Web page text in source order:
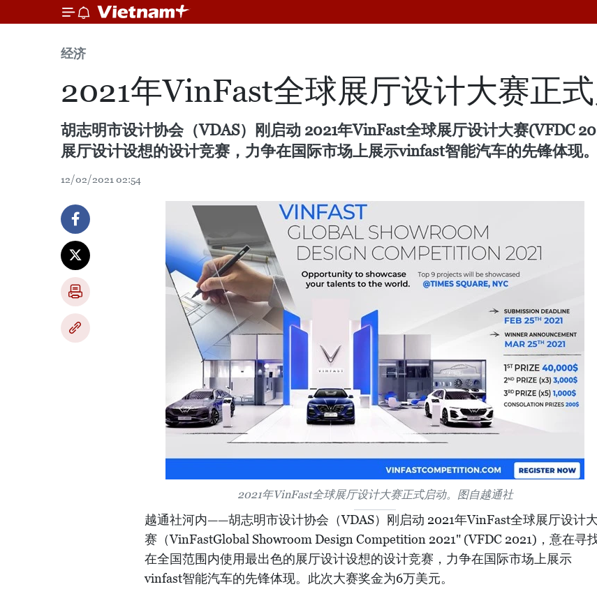
经济
2021年VinFast全球展厅设计大赛正
胡志明市设计协会（VDAS）刚启动 2021年VinFast全球展厅设计大赛(VFDC
展厅设计设想的设计竞赛，力争在国际市场上展示vinfast智能汽车的先锋体现。
12/02/2021 02:54
2021年VinFast全球展厅设计大赛正式启动。图自越通社
越通社河内——胡志明市设计协会（VDAS）刚启动 2021年VinFast全球展厅设计大
赛（VinFastGlobal Showroom Design Competition 2021" (VFDC 2021)，意在寻
在全国范围内使用最出色的展厅设计设想的设计竞赛，力争在国际市场上展示
vinfast智能汽车的先锋体现。此次大赛奖金为6万美元。